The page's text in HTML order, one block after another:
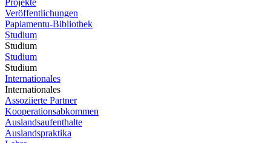
Projekte
Veröffentlichungen
Papiamentu-Bibliothek
Studium
Studium
Studium
Studium
Internationales
Internationales
Assoziierte Partner
Kooperationsabkommen
Auslandsaufenthalte
Auslandspraktika